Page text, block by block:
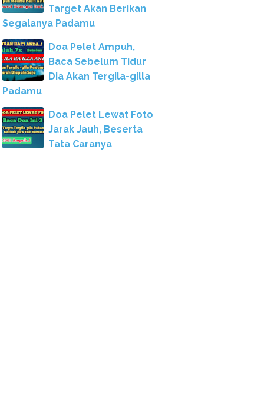
Target Akan Berikan
Segalanya Padamu
Doa Pelet Ampuh,
Baca Sebelum Tidur
Dia Akan Tergila-gilla
Padamu
Doa Pelet Lewat Foto
Jarak Jauh, Beserta
Tata Caranya